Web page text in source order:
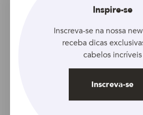
6
Inspire-se
Inscreva-se na nossa
receba dicas
cabelos incríveis
Inscreva-se